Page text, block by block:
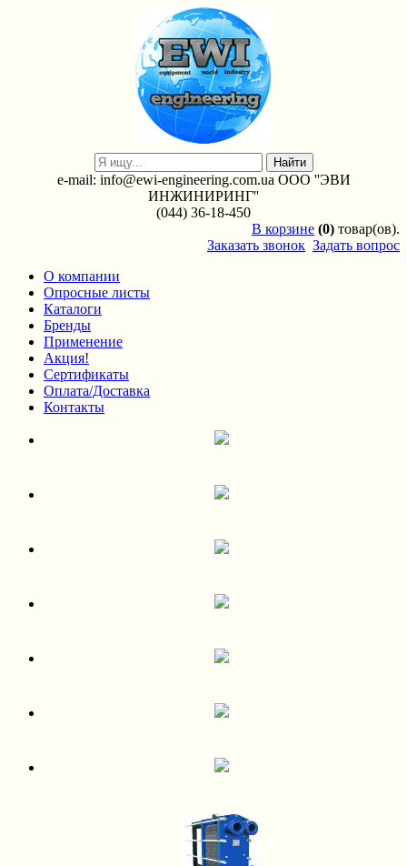
e-mail: info@ewi-engineering.com.ua ООО ''ЭВИ
ИНЖИНИРИНГ''
(044) 36-18-450
В корзине (0) товар(ов).
Заказать звонок Задать вопрос
О компании
Опросные листы
Каталоги
Бренды
Применение
Акция!
Сертификаты
Оплата/Доставка
Контакты